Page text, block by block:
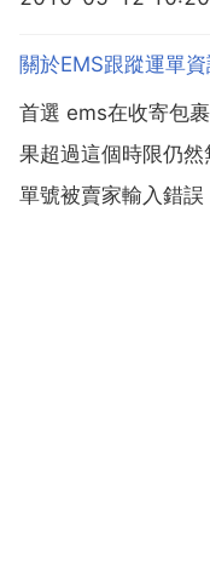
關於EMS跟蹤運單
首選 ems在收寄包
果超過這個時限仍
單號被賣家輸入錯